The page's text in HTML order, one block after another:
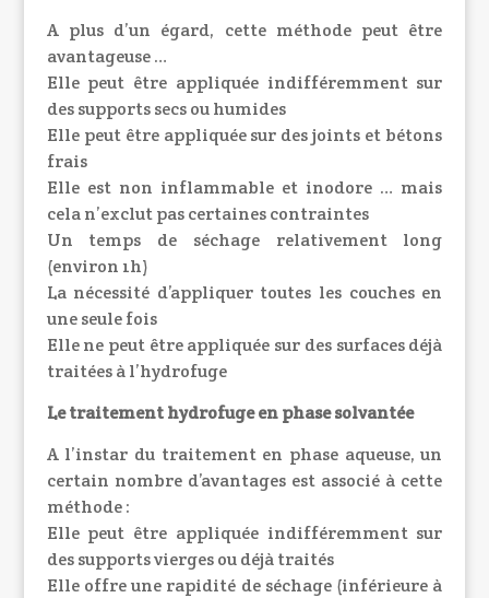
A plus d’un égard, cette méthode peut être
avantageuse …
Elle peut être appliquée indifféremment sur
des supports secs ou humides
Elle peut être appliquée sur des joints et bétons
frais
Elle est non inflammable et inodore … mais
cela n’exclut pas certaines contraintes
Un temps de séchage relativement long
(environ 1h)
La nécessité d’appliquer toutes les couches en
une seule fois
Elle ne peut être appliquée sur des surfaces déjà
traitées à l’hydrofuge
Le traitement hydrofuge en phase solvantée
A l’instar du traitement en phase aqueuse, un
certain nombre d’avantages est associé à cette
méthode :
Elle peut être appliquée indifféremment sur
des supports vierges ou déjà traités
Elle offre une rapidité de séchage (inférieure à